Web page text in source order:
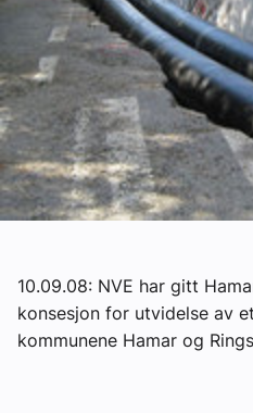
Om VVS Aktuelt
Kontakt oss:
Abonner på fagbladet
Annonsere i VVS Aktuelt
Kontakt oss
eBlad
10.09.08: NVE har gitt
konsesjon for utvidelse av
kommunene Hamar og